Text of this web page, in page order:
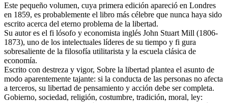
Este pequeño volumen, cuya primera edición apareció en Londres
en 1859, es probablemente el libro más célebre que nunca haya sido
escrito acerca del eterno problema de la libertad.
Su autor es el fi lósofo y economista inglés John Stuart Mill (1806-
1873), uno de los intelectuales líderes de su tiempo y fi gura
sobresaliente de la filosofía utilitarista y la escuela clásica de
economía.
Escrito con destreza y vigor, Sobre la libertad plantea el asunto de
modo aparentemente tajante: si la conducta de las personas no afecta
a terceros, su libertad de pensamiento y acción debe ser completa.
Gobierno, sociedad, religión, costumbre, tradición, moral, ley: